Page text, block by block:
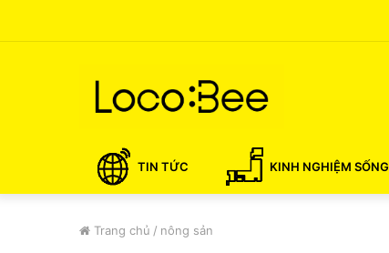
TIN TỨC KINH NGHIỆM SỐNG
Trang chủ / nông sản